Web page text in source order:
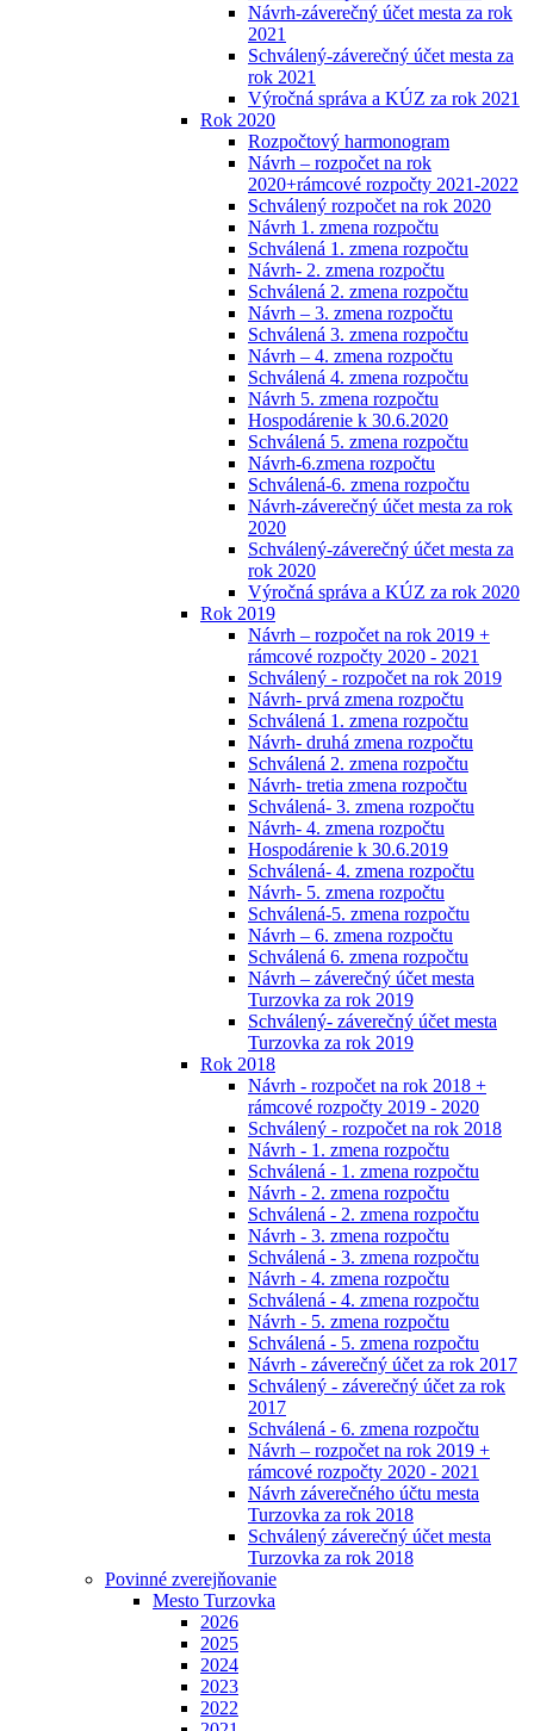
Návrh-záverečný účet mesta za rok
2021
Schválený-záverečný účet mesta za
rok 2021
Výročná správa a KÚZ za rok 2021
Rok 2020
Rozpočtový harmonogram
Návrh – rozpočet na rok
2020+rámcové rozpočty 2021-2022
Schválený rozpočet na rok 2020
Návrh 1. zmena rozpočtu
Schválená 1. zmena rozpočtu
Návrh- 2. zmena rozpočtu
Schválená 2. zmena rozpočtu
Návrh – 3. zmena rozpočtu
Schválená 3. zmena rozpočtu
Návrh – 4. zmena rozpočtu
Schválená 4. zmena rozpočtu
Návrh 5. zmena rozpočtu
Hospodárenie k 30.6.2020
Schválená 5. zmena rozpočtu
Návrh-6.zmena rozpočtu
Schválená-6. zmena rozpočtu
Návrh-záverečný účet mesta za rok
2020
Schválený-záverečný účet mesta za
rok 2020
Výročná správa a KÚZ za rok 2020
Rok 2019
Návrh – rozpočet na rok 2019 +
rámcové rozpočty 2020 - 2021
Schválený - rozpočet na rok 2019
Návrh- prvá zmena rozpočtu
Schválená 1. zmena rozpočtu
Návrh- druhá zmena rozpočtu
Schválená 2. zmena rozpočtu
Návrh- tretia zmena rozpočtu
Schválená- 3. zmena rozpočtu
Návrh- 4. zmena rozpočtu
Hospodárenie k 30.6.2019
Schválená- 4. zmena rozpočtu
Návrh- 5. zmena rozpočtu
Schválená-5. zmena rozpočtu
Návrh – 6. zmena rozpočtu
Schválená 6. zmena rozpočtu
Návrh – záverečný účet mesta
Turzovka za rok 2019
Schválený- záverečný účet mesta
Turzovka za rok 2019
Rok 2018
Návrh - rozpočet na rok 2018 +
rámcové rozpočty 2019 - 2020
Schválený - rozpočet na rok 2018
Návrh - 1. zmena rozpočtu
Schválená - 1. zmena rozpočtu
Návrh - 2. zmena rozpočtu
Schválená - 2. zmena rozpočtu
Návrh - 3. zmena rozpočtu
Schválená - 3. zmena rozpočtu
Návrh - 4. zmena rozpočtu
Schválená - 4. zmena rozpočtu
Návrh - 5. zmena rozpočtu
Schválená - 5. zmena rozpočtu
Návrh - záverečný účet za rok 2017
Schválený - záverečný účet za rok
2017
Schválená - 6. zmena rozpočtu
Návrh – rozpočet na rok 2019 +
rámcové rozpočty 2020 - 2021
Návrh záverečného účtu mesta
Turzovka za rok 2018
Schválený záverečný účet mesta
Turzovka za rok 2018
Povinné zverejňovanie
Mesto Turzovka
2026
2025
2024
2023
2022